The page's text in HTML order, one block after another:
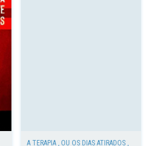
A TERAPIA , OU OS DIAS ATIRADOS ,